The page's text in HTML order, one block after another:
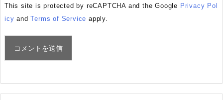
This site is protected by reCAPTCHA and the Google Privacy Pol
icy andTerms of Service apply.